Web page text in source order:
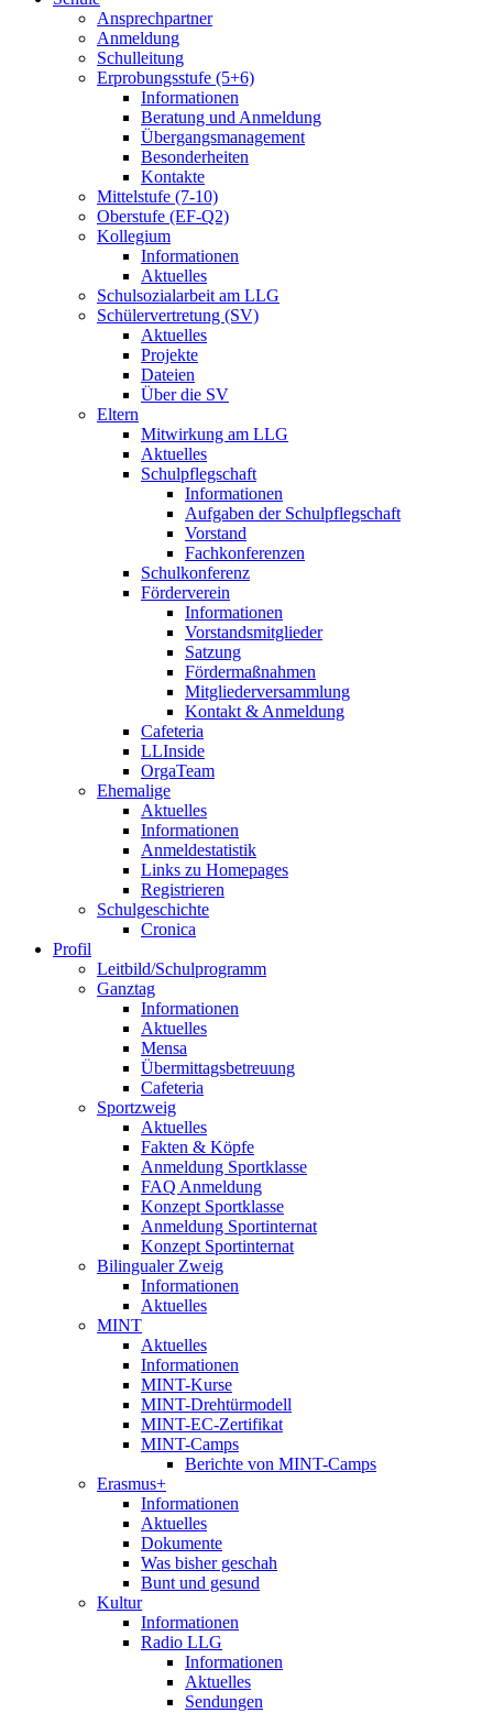
Ansprechpartner
Anmeldung
Schulleitung
Erprobungsstufe (5+6)
Informationen
Beratung und Anmeldung
Übergangsmanagement
Besonderheiten
Kontakte
Mittelstufe (7-10)
Oberstufe (EF-Q2)
Kollegium
Informationen
Aktuelles
Schulsozialarbeit am LLG
Schülervertretung (SV)
Aktuelles
Projekte
Dateien
Über die SV
Eltern
Mitwirkung am LLG
Aktuelles
Schulpflegschaft
Informationen
Aufgaben der Schulpflegschaft
Vorstand
Fachkonferenzen
Schulkonferenz
Förderverein
Informationen
Vorstandsmitglieder
Satzung
Fördermaßnahmen
Mitgliederversammlung
Kontakt & Anmeldung
Cafeteria
LLInside
OrgaTeam
Ehemalige
Aktuelles
Informationen
Anmeldestatistik
Links zu Homepages
Registrieren
Schulgeschichte
Cronica
Profil
Leitbild/Schulprogramm
Ganztag
Informationen
Aktuelles
Mensa
Übermittagsbetreuung
Cafeteria
Sportzweig
Aktuelles
Fakten & Köpfe
Anmeldung Sportklasse
FAQ Anmeldung
Konzept Sportklasse
Anmeldung Sportinternat
Konzept Sportinternat
Bilingualer Zweig
Informationen
Aktuelles
MINT
Aktuelles
Informationen
MINT-Kurse
MINT-Drehtürmodell
MINT-EC-Zertifikat
MINT-Camps
Berichte von MINT-Camps
Erasmus+
Informationen
Aktuelles
Dokumente
Was bisher geschah
Bunt und gesund
Kultur
Informationen
Radio LLG
Informationen
Aktuelles
Sendungen